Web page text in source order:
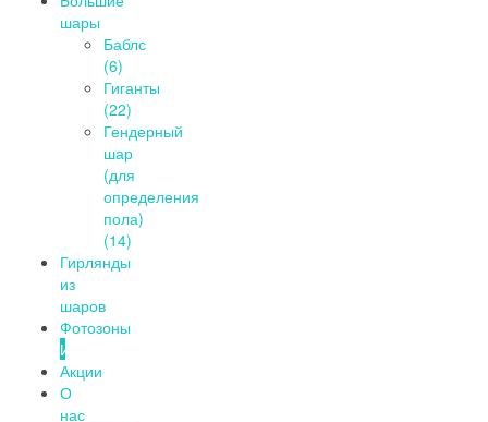
шары
Баблс
(6)
Гиганты
(22)
Гендерный
шар
(для
определения
пола)
(14)
Гирлянды
из
шаров
Фотозоны
Информация
Акции
О
нас